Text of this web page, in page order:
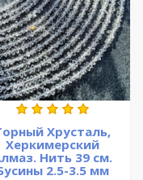
Хрусталь,
Херкимерский
Нить 39 см.
2.5-3.5 мм